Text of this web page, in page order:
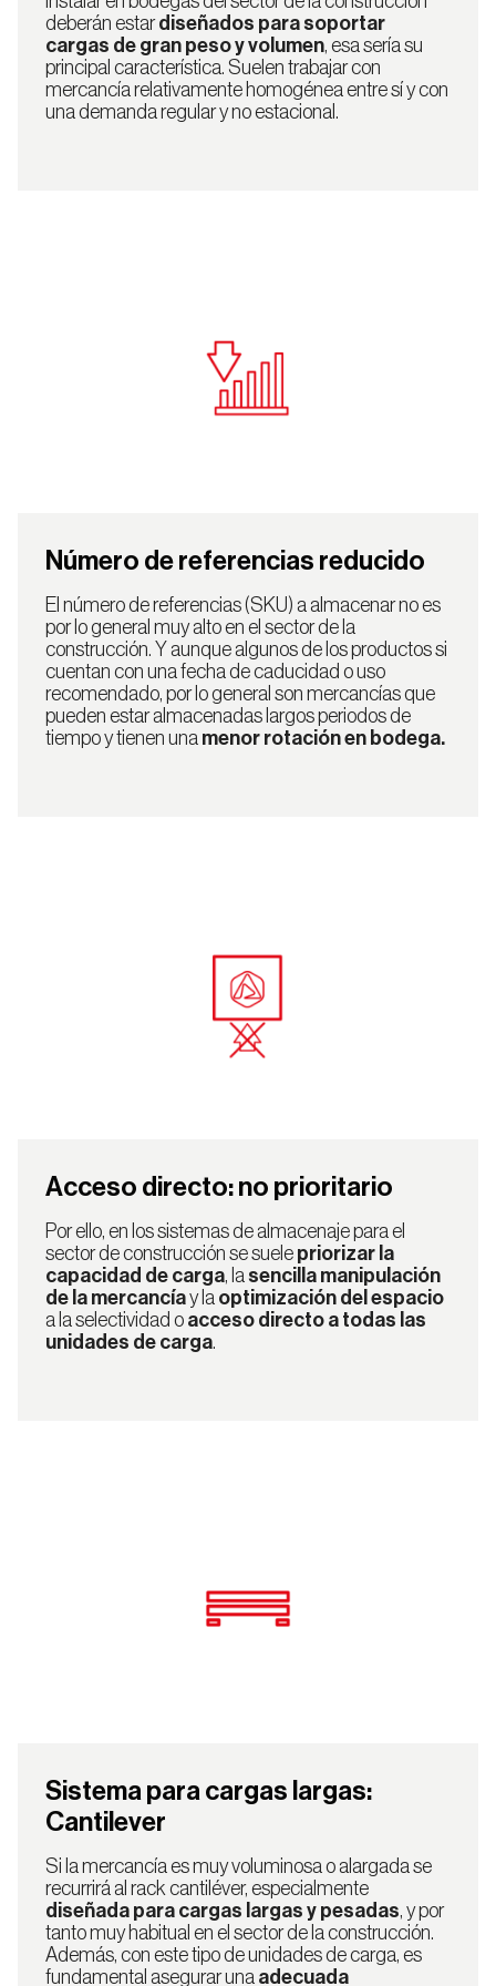
Estanterías
de
deberán estardiseñados para soportar
cargas de gran peso y volumen, esa sería su
principal característica. Suelen trabajar con
mercancía relativamente homogénea entre sí y con
una demanda regular y no estacional.
Número de referencias reducido
El número de referencias (SKU) a almacenar no es
por lo general muy alto en el sector de la
construcción. Y aunque algunos de los productos si
cuentan con una fecha de caducidad o uso
recomendado, por lo general son mercancías que
pueden estar almacenadas largos periodos de
tiempo y tienen una menor rotación en bodega.
Acceso directo: no prioritario
Por ello, en los sistemas de almacenaje para el
sector de construcción se suele priorizar la
capacidad de carga, la sencilla manipulación
de la mercancíay la optimización del espacio
a la selectividad o acceso directo a todas las
unidades de carga.
Sistema para cargas largas:
Cantilever
Si la mercancía es muy voluminosa o alargada se
recurrirá al rack cantiléver, especialmente
diseñada para cargas largas y pesadas, y por
tanto muy habitual en el sector de la construcción.
Además, con este tipo de unidades de carga, es
fundamental asegurar una adecuada